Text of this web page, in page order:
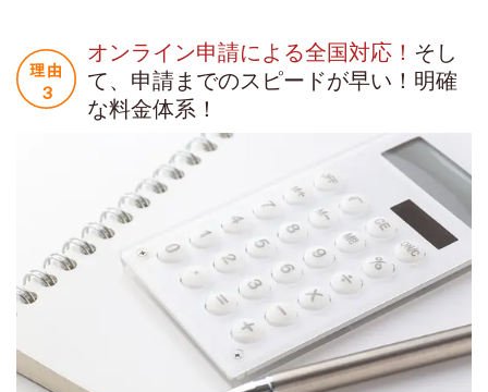
オンライン申請による全国対応！ そし
て、申請までのスピードが早い！明確
な料金体系！